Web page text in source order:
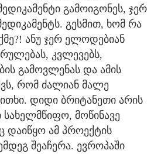
გამოიგონეს, ჯერ
გესმით, ხომ რა
ანუ ჯერ ელოდებიან
კვლევებს,
გამოვლენას და ამის
რომ ძალიან მალე
დიდი ბრიტანეთი არის
სახელმწიფო, მოწინავე
დაიწყო ამ პროექტის
შეაჩერა. ევროპაში